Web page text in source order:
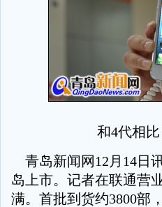
和4代相
青岛新闻网12月14日
岛上市。记者在联通营
满。首批到货约3800部